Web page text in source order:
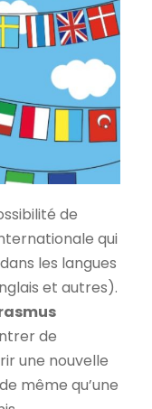
de
qui
les langues
et autres).
de
une nouvelle
même qu’une